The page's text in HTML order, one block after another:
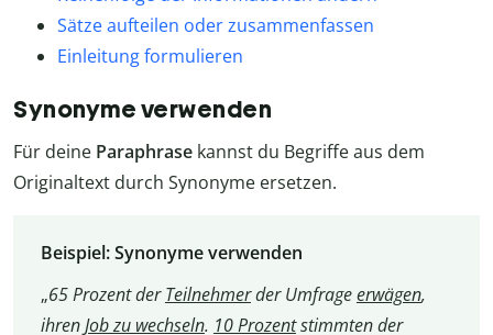
Sätze aufteilen oder zusammenfassen
Einleitung formulieren
Synonyme verwenden
Für deine Paraphrase kannst du Begriffe aus dem
Originaltext durch Synonyme ersetzen.
Beispiel: Synonyme verwenden
„65 Prozent derTeilnehmerder Umfrageerwägen,
ihrenJob zu wechseln. 10 Prozentstimmten der